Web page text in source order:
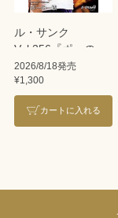
ル・サンク
Vol.256『ポーの一
族』＜雪組＞
2026/8/18発売
¥1,300
カートに入れる